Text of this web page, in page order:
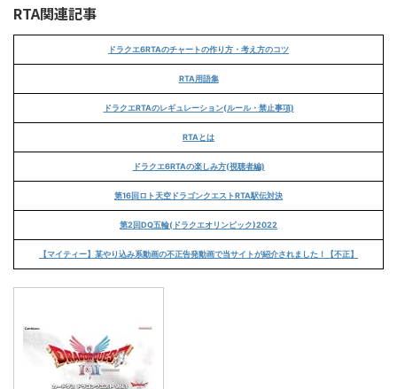
RTA関連記事
ドラクエ6RTAのチャートの作り方・考え方のコツ
RTA用語集
ドラクエRTAのレギュレーション(ルール・禁止事項)
RTAとは
ドラクエ6RTAの楽しみ方(視聴者編)
第16回ロト天空ドラゴンクエストRTA駅伝対決
第2回DQ五輪(ドラクエオリンピック)2022
【マイティー】某やり込み系動画の不正告発動画で当サイトが紹介されました！【不正】